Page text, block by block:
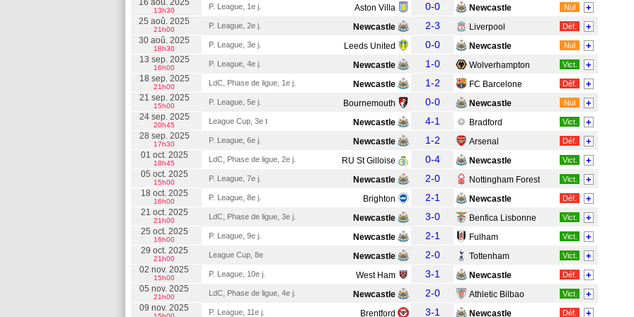
16 aoû. 2025
13h30 P. League, 1e j. Aston Villa 0-0 Newcastle Nul +
25 aoû. 2025
21h00 P. League, 2e j. Newcastle 2-3 Liverpool Déf. +
30 aoû. 2025
18h30 P. League, 3e j. Leeds United 0-0 Newcastle Nul +
13 sep. 2025
16h00 P. League, 4e j. Newcastle 1-0 Wolverhampton Vict. +
18 sep. 2025
21h00 LdC, Phase de ligue, 1e j. Newcastle 1-2 FC Barcelone Déf. +
21 sep. 2025
15h00 P. League, 5e j. Bournemouth 0-0 Newcastle Nul +
24 sep. 2025
20h45 League Cup, 3e t Newcastle 4-1 Bradford Vict. +
28 sep. 2025
17h30 P. League, 6e j. Newcastle 1-2 Arsenal Déf. +
01 oct. 2025
18h45 LdC, Phase de ligue, 2e j. RU St Gilloise 0-4 Newcastle Vict. +
05 oct. 2025
15h00 P. League, 7e j. Newcastle 2-0 Nottingham Forest Vict. +
18 oct. 2025
16h00 P. League, 8e j. Brighton 2-1 Newcastle Déf. +
21 oct. 2025
21h00 LdC, Phase de ligue, 3e j. Newcastle 3-0 Benfica Lisbonne Vict. +
25 oct. 2025
16h00 P. League, 9e j. Newcastle 2-1 Fulham Vict. +
29 oct. 2025
21h00 League Cup, 8e Newcastle 2-0 Tottenham Vict. +
02 nov. 2025
15h00 P. League, 10e j. West Ham 3-1 Newcastle Déf. +
05 nov. 2025
21h00 LdC, Phase de ligue, 4e j. Newcastle 2-0 Athletic Bilbao Vict. +
09 nov. 2025 P. League, 11e j. Brentford 3-1 Newcastle Déf. +